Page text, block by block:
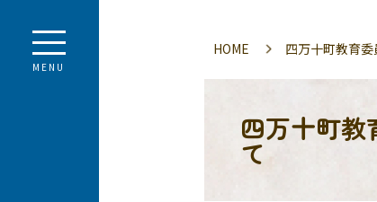
MENU
HOME 四万十町教育
四万十町教
て